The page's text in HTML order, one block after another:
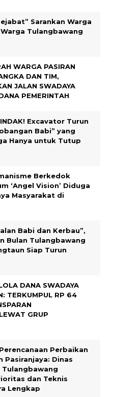
Sarankan Warga
Warga Tulangbawang
WARGA PASIRAN
DAN TIM,
JALAN SWADAYA
PEMERINTAH
Excavator Turun
Babi” yang
Hanya untuk Tutup
Berkedok
‘Angel Vision’ Diduga
Masyarakat di
Babi dan Kerbau”,
Bulan Tulangbawang
Siap Turun
DANA SWADAYA
TERKUMPUL RP 64
GRUP
Perbaikan
Pasiranjaya: Dinas
Tulangbawang
dan Teknis
Lengkap